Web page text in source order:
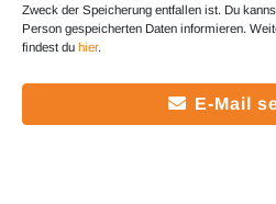
Zweck der Speicherung entfallen ist. Du
Person gespeicherten Daten informieren.
findest du hier.
E-Mail